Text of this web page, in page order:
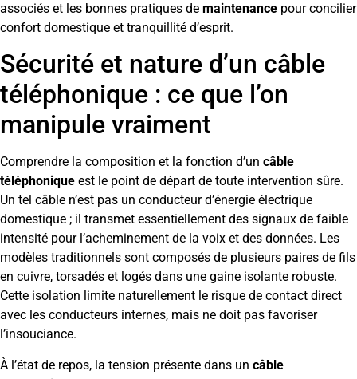
associés et les bonnes pratiques de maintenance pour concilier
confort domestique et tranquillité d’esprit.
Sécurité et nature d’un câble
téléphonique : ce que l’on
manipule vraiment
Comprendre la composition et la fonction d’un câble
téléphonique est le point de départ de toute intervention sûre.
Un tel câble n’est pas un conducteur d’énergie électrique
domestique ; il transmet essentiellement des signaux de faible
intensité pour l’acheminement de la voix et des données. Les
modèles traditionnels sont composés de plusieurs paires de fils
en cuivre, torsadés et logés dans une gaine isolante robuste.
Cette isolation limite naturellement le risque de contact direct
avec les conducteurs internes, mais ne doit pas favoriser
l’insouciance.
À l’état de repos, la tension présente dans un câble